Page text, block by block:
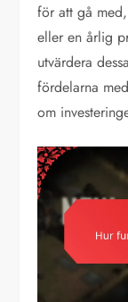
för att gå
eller en årlig
utvärdera
fördelarna
om